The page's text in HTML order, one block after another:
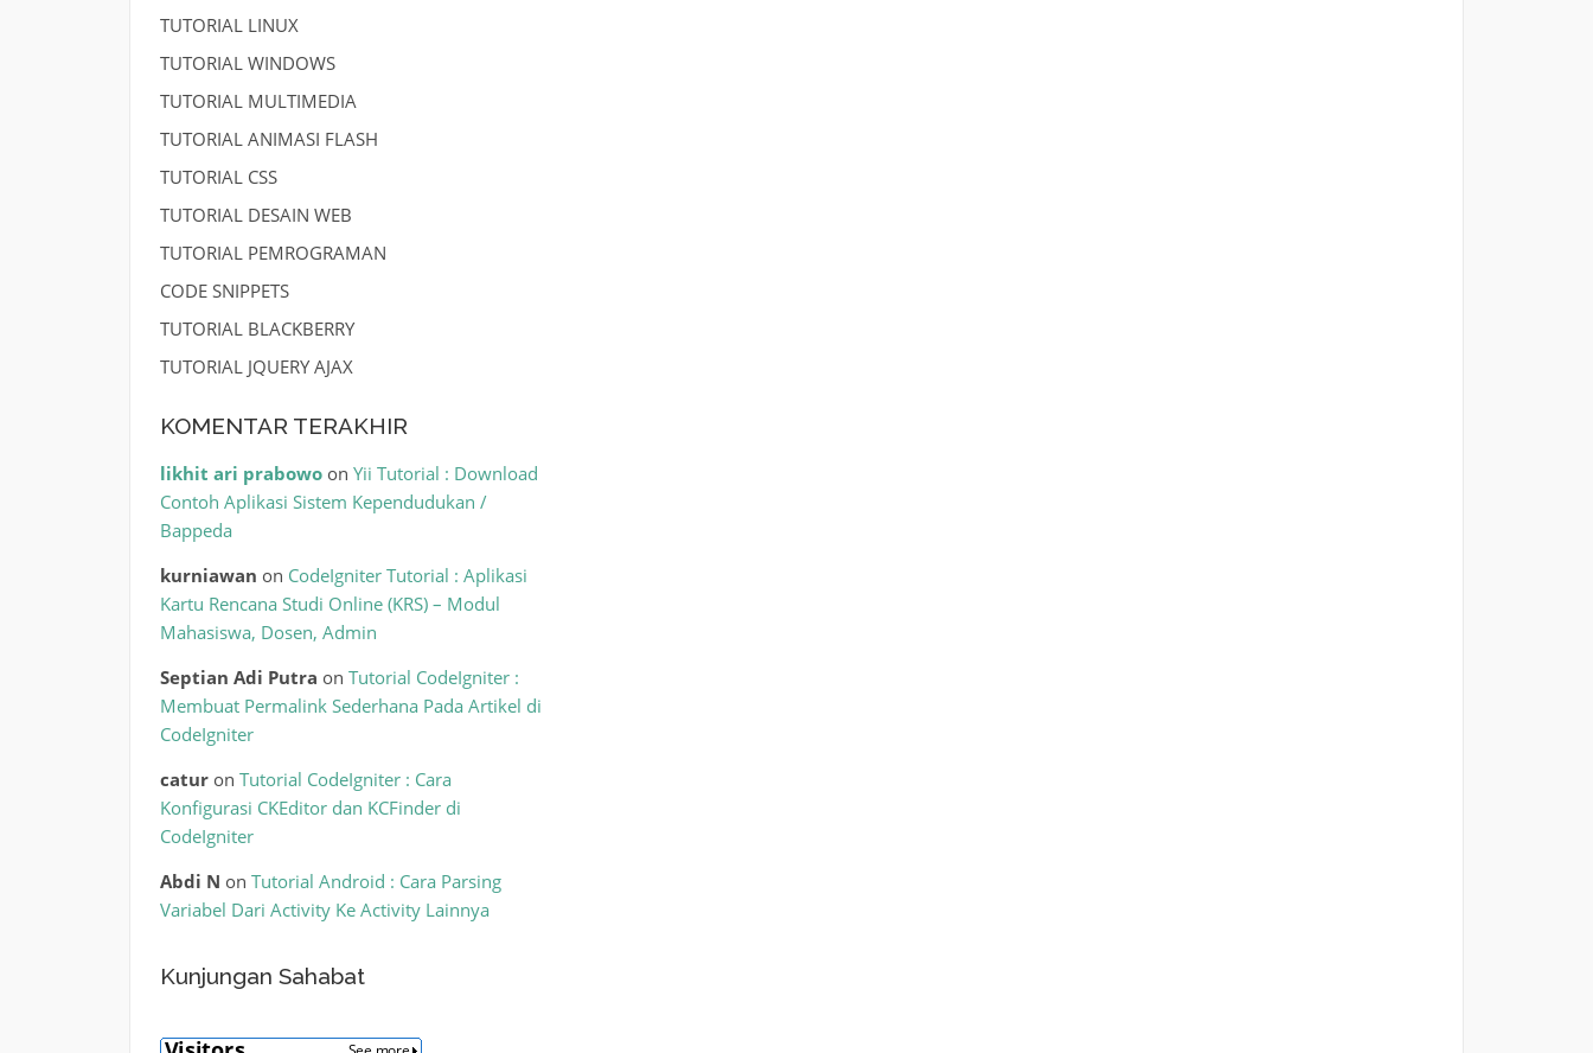
TUTORIAL LINUX
TUTORIAL WINDOWS
TUTORIAL MULTIMEDIA
TUTORIAL ANIMASI FLASH
TUTORIAL CSS
TUTORIAL DESAIN WEB
TUTORIAL PEMROGRAMAN
CODE SNIPPETS
TUTORIAL BLACKBERRY
TUTORIAL JQUERY AJAX
KOMENTAR TERAKHIR
likhit ari prabowoon Yii Tutorial : Download
Contoh Aplikasi Sistem Kependudukan /
Bappeda
kurniawan on CodeIgniter Tutorial : Aplikasi
Kartu Rencana Studi Online (KRS) – Modul
Mahasiswa, Dosen, Admin
Septian Adi Putra on Tutorial CodeIgniter :
Membuat Permalink Sederhana Pada Artikel di
CodeIgniter
caturon Tutorial CodeIgniter : Cara
Konfigurasi CKEditor dan KCFinder di
CodeIgniter
Abdi N on Tutorial Android : Cara Parsing
Variabel Dari Activity Ke Activity Lainnya
Kunjungan Sahabat